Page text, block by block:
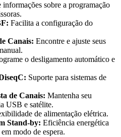
informações sobre a programação
Facilita a configuração do
Canais: Encontre e ajuste seus
o desligamento automático e
Suporte para sistemas de
de Canais: Mantenha seu
USB e satélite.
de alimentação elétrica.
Stand-by: Eficiência energética
modo de espera.